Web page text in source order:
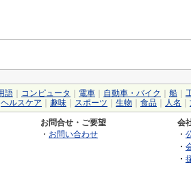
語 コンピュータ 電車 自動車・バイク 船
ヘルスケア 趣味 スポーツ 生物 食品 人名
お問合せ・ご要望
・ お問い合わせ
会
・
・
・